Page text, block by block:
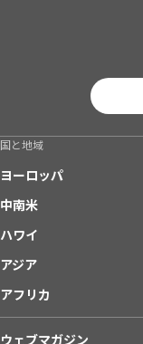
国と地域
ヨーロッパ
中南米
ハワイ
アジア
アフリカ
ウェブマガジン